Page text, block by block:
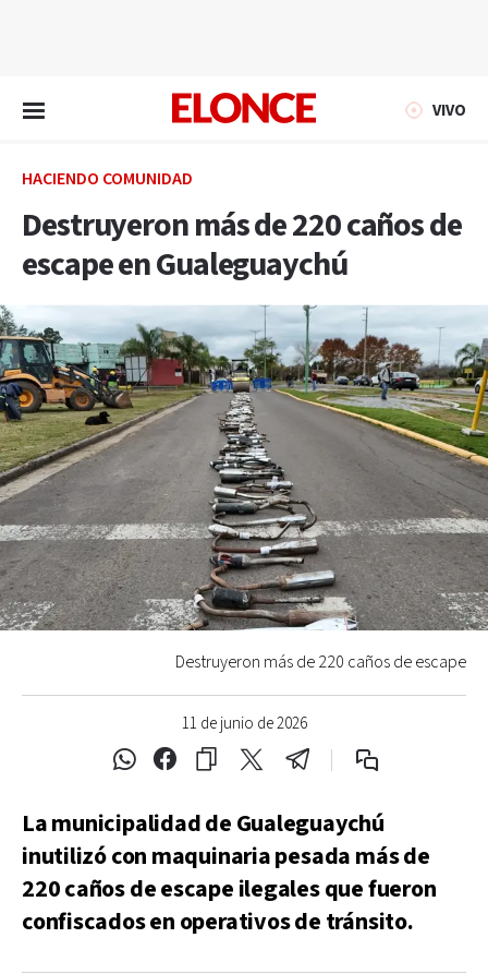
VIVO
HACIENDO COMUNIDAD
Destruyeron más de 220 caños de
escape en Gualeguaychú
11 de junio de 2026
Destruyeron más de 220 caños de escape
La municipalidad de Gualeguaychú
inutilizó con maquinaria pesada más de
220 caños de escape ilegales que fueron
confiscados en operativos de tránsito.